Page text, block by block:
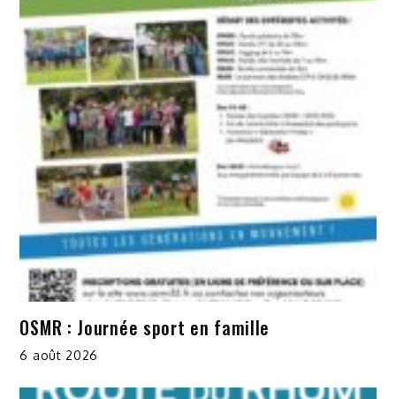
OSMR : Journée sport en famille
6 août 2026